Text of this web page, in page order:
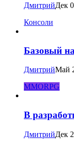
ДмитрийДек
Консоли
Базовый
ДмитрийМай
MMORPG
В
ДмитрийДек